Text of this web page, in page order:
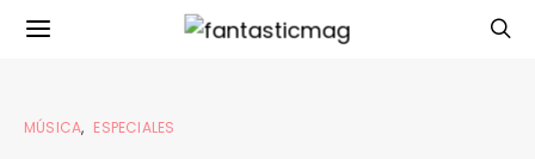
MÚSICA ESPECIALES